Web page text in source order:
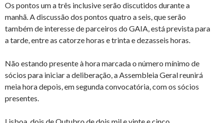
Os pontos um a três inclusive serão discutidos durante a
manhã. A discussão dos pontos quatro a seis, que serão
também de interesse de parceiros do GAIA, está prevista para
a tarde, entre as catorze horas e trinta e dezasseis horas.
Não estando presente à hora marcada o número mínimo de
sócios para iniciar a deliberação, a Assembleia Geral reunirá
meia hora depois, em segunda convocatória, com os sócios
presentes.